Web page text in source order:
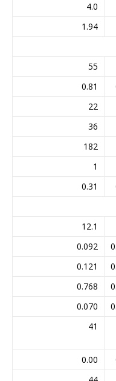
4.0
1.94
55
0.81
22
36
182
1
0.31
12.1
0.092
0.121
0.768
0.070
41
0.00